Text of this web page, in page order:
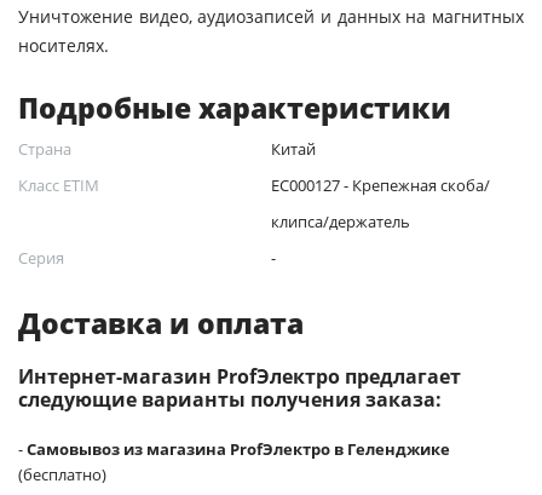
Уничтожение видео, аудиозаписей и данных на магнитных
носителях.
Подробные характеристики
Страна
Китай
Класс ETIM
EC000127 - Крепежная скоба/
клипса/держатель
Серия
-
Доставка и оплата
Интернет-магазин ProfЭлектро предлагает
следующие варианты получения заказа:
-Самовывоз из магазина ProfЭлектро в Геленджике
(бесплатно)